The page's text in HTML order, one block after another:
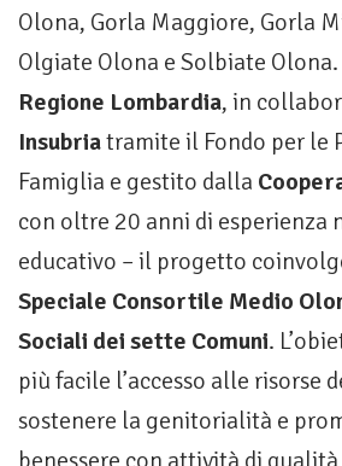
Olona, Gorla Maggiore, Gorla
Olgiate Olona e Solbiate
Regione Lombardia, in
Insubriatramite il Fondo per le
Famiglia e gestito dalla
con oltre 20 anni di esperienza
educativo – il progetto
Speciale Consortile Medio
Sociali dei sette Comuni.
più facile l’accesso alle risorse
sostenere la genitorialità e